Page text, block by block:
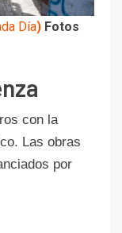
Día)Fotos
con la
Las obras
por